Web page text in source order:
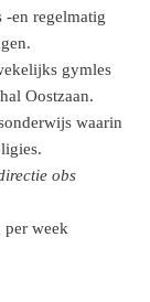
-en regelmatig
gymles
Oostzaan.
waarin
obs
per week